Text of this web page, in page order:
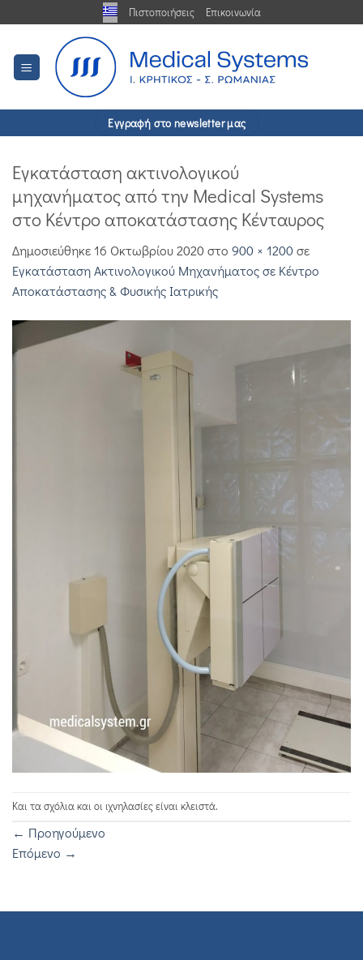
στο
περιεχόμενο
Πιστοποιήσεις Επικοινωνία
Εγγραφή στο newsletter μας
Εγκατάσταση ακτινολογικού
μηχανήματος από την Medical Systems
στο Κέντρο αποκατάστασης Κένταυρος
Δημοσιεύθηκε 16 Οκτωβρίου 2020στο 900 × 1200σε
Εγκατάσταση Ακτινολογικού Μηχανήματος σε Κέντρο
Αποκατάστασης & Φυσικής Ιατρικής
Και τα σχόλια και οι ιχνηλασίες είναι κλειστά.
← Προηγούμενο
Επόμενο →